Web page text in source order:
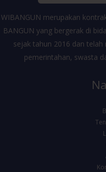
WIBANGUN merupakan
BANGUN yang bergerak di
sejak tahun 2016 dan
pemerintahan, swasta